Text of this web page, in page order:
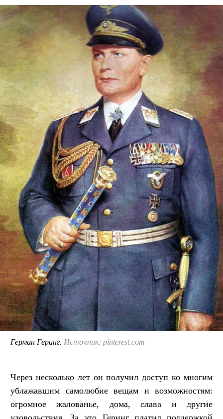
Герман Геринг. Источник: pinterest.com
Через несколько лет он получил доступ ко многим
ублажавшим самолюбие вещам и возможностям:
огромное жалованье, дома, слава и другие